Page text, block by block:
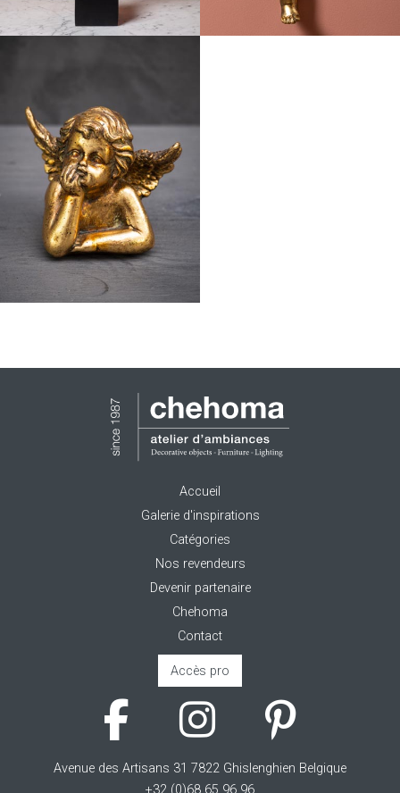
Accueil
Galerie d'inspirations
Catégories
Nos revendeurs
Devenir partenaire
Chehoma
Contact
Accès pro
Avenue des Artisans 31 7822 Ghislenghien Belgique